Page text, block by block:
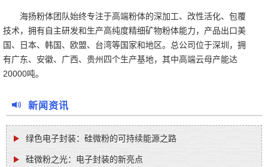
海扬粉体团队始终专注于高端粉体的深加工、改性活化、包覆
技术，拥有自主研发和生产高纯度精细矿物粉体能力，产品出口美
国、日本、韩国、欧盟、台湾等国家和地区。总公司位于深圳，拥
有广东、安徽、广西、贵州四个生产基地，其中高端云母产能达
20000吨。
新闻资讯
绿色电子封装：硅微粉的可持续能源之路
硅微粉之光：电子封装的新亮点